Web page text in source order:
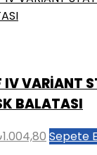
IV VARİANT
BALATASI
1.004,80 Şu
Sepete